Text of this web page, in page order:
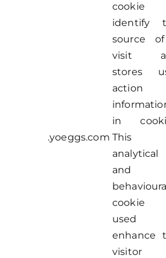
.yoeggs.com
cookie
identify
source
visit
stores
action
in
This
analytical
and
cookie
used
enhance
visitor